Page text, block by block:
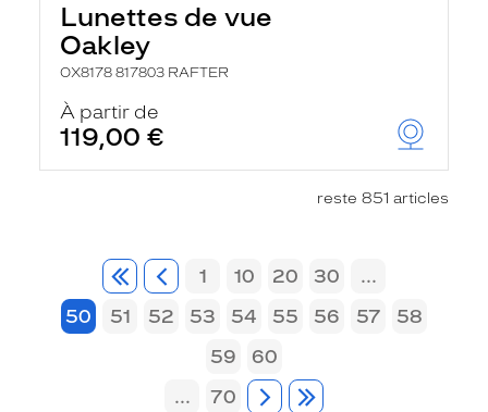
Lunettes de vue
Oakley
OX8178 817803 RAFTER
À partir de
119,00 €
reste 851 articles
1 10 20 30
...
50
51 52 53 54 55 56 57
58
59
60
...
70